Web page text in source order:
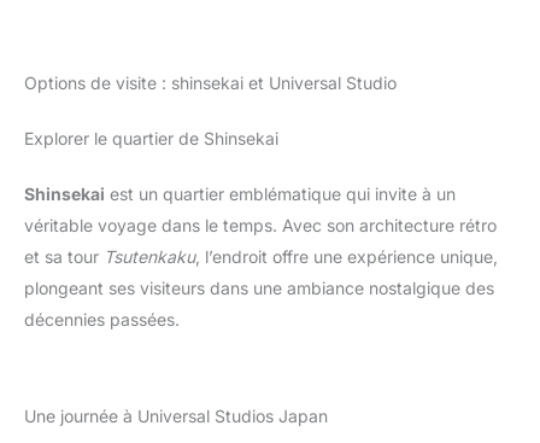
Options de visite : shinsekai et Universal Studio
Explorer le quartier de Shinsekai
Shinsekai est un quartier emblématique qui invite à un
véritable voyage dans le temps. Avec son architecture rétro
et sa tour Tsutenkaku, l’endroit offre une expérience unique,
plongeant ses visiteurs dans une ambiance nostalgique des
décennies passées.
Une journée à Universal Studios Japan